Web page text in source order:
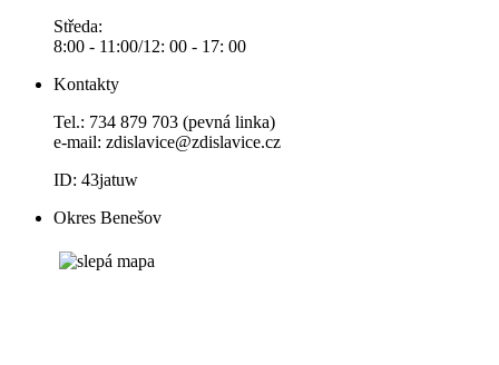
Středa:
8:00 - 11:00/12: 00 - 17: 00
Kontakty
Tel.: 734 879 703 (pevná linka)
e-mail: zdislavice@zdislavice.cz
ID: 43jatuw
Okres Benešov